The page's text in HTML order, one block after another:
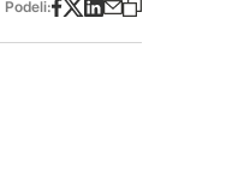
Podeli: